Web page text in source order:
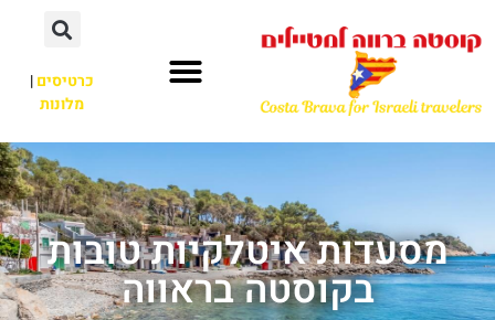
כרטיסים|
מלונות
מסעדות איטלקיות טובות
בקוסטה בראווה